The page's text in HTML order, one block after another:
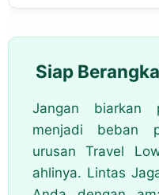
Siap
Jangan biarkan
menjadi beban
urusan Travel
ahlinya. Lintas